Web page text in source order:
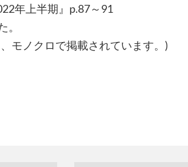
年上半期』p.87～91
。
モノクロで掲載されています。)